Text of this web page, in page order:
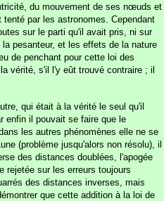
du mouvement de ses nœuds et
par les astronomes. Cependant
sur le parti qu'il avait pris, ni sur
pesanteur, et les effets de la nature
de penchant pour cette loi des
vérité, s'il l'y eût trouvé contraire ; il
qui était à la vérité le seul qu'il
enfin il pouvait se faire que le
les autres phénomènes elle ne se
(problème jusqu'alors non résolu), il
des distances doublées, l'apogée
rejetée sur les erreurs toujours
des distances inverses, mais
que cette addition à la loi de